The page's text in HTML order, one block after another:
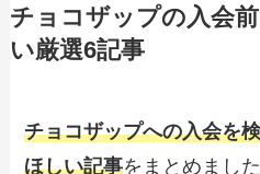
チョコザップの入会
い厳選6記事
チョコザップへの入会を
ほしい記事をまとめました